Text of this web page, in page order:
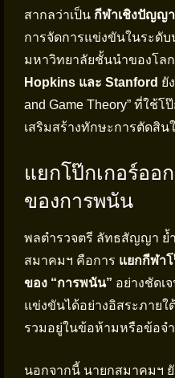
สากลว่าเป็น กีฬาเชิงปัญญา
การจัดการแข่งขันในระดั
มหาวิทยาลัยชั้นนำของโล
Hopkins และ Stanford ยั
and Game Theory” ที่ใช้
เสริมสร้างทักษะการตัดสิน
แยกโป๊กเกอร์อ
ของการพนัน
พลตำรวจตรี ลัทธสัญญา ย้
สมาคมฯ คือการ แยกกีฬา
ของ “การพนัน” อย่างชัดเ
แข่งขันได้อย่างอิสระภาย
รวมอยู่ในข้อห้ามหรือข้อจ
นอกจากนี้ นายกสมาคมฯ